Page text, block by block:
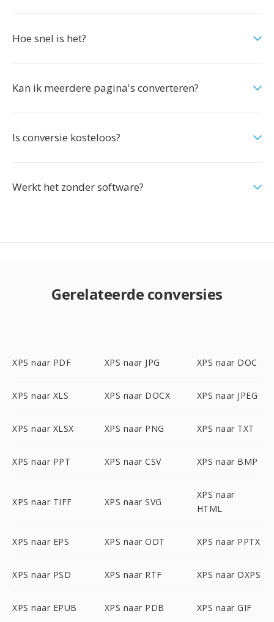
Hoe snel is het?
Kan ik meerdere pagina's converteren?
Is conversie kosteloos?
Werkt het zonder software?
Gerelateerde conversies
XPS naar PDF XPS naar JPG XPS naar DOC
XPS naar XLS XPS naar DOCX XPS naar JPEG
XPS naar XLSX XPS naar PNG XPS naar TXT
XPS naar PPT XPS naar CSV XPS naar BMP
XPS naar TIFF XPS naar SVG
XPS naar
HTML
XPS naar EPS XPS naar ODT XPS naar PPTX
XPS naar PSD XPS naar RTF XPS naar OXPS
XPS naar EPUB XPS naar PDB XPS naar GIF